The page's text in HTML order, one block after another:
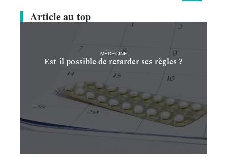
Article au top
MÉDECINE
Est-il possible de retarder ses règles ?